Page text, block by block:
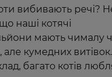
вибивають речі?
наші котячі
мають чималу
але кумедних витівок.
багато котів